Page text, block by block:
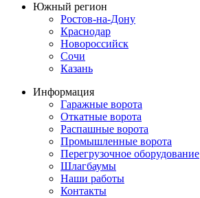
Южный регион
Ростов-на-Дону
Краснодар
Новороссийск
Сочи
Казань
Информация
Гаражные ворота
Откатные ворота
Распашные ворота
Промышленные ворота
Перегрузочное оборудование
Шлагбаумы
Наши работы
Контакты